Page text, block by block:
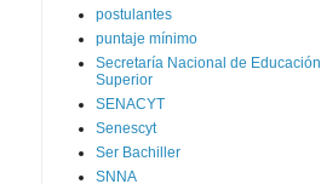
postulantes
puntaje mínimo
Secretaría Nacional de Educación
Superior
SENACYT
Senescyt
Ser Bachiller
SNNA